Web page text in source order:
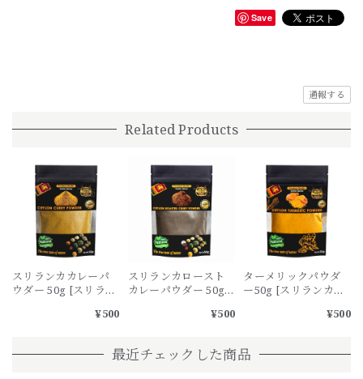
Save
通報する
Related Products
スリランカカレーパ
ウダー 50g [スリラン
CURRY POWDER [Sri
¥500
スリランカロースト
カレーパウダー 50g
SLIRANKA ROAST
Lanka] තුනපහ කුඩු
¥500
ターメリックパウダ
ー50g [スリランカ産]
¥500
最近チェックした商品